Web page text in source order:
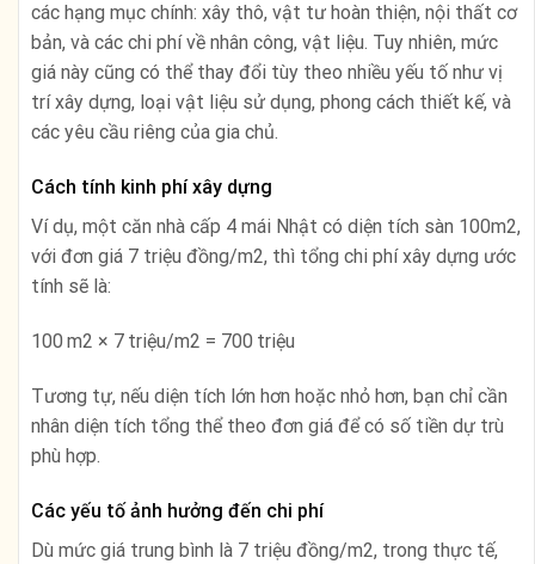
các hạng mục chính: xây thô, vật tư hoàn thiện, nội thất cơ
bản, và các chi phí về nhân công, vật liệu. Tuy nhiên, mức
giá này cũng có thể thay đổi tùy theo nhiều yếu tố như vị
trí xây dựng, loại vật liệu sử dụng, phong cách thiết kế, và
các yêu cầu riêng của gia chủ.
Cách tính kinh phí xây dựng
Ví dụ, một căn nhà cấp 4 mái Nhật có diện tích sàn 100m2,
với đơn giá 7 triệu đồng/m2, thì tổng chi phí xây dựng ước
tính sẽ là:
100 m2 × 7 triệu/m2 = 700 triệu
Tương tự, nếu diện tích lớn hơn hoặc nhỏ hơn, bạn chỉ cần
nhân diện tích tổng thể theo đơn giá để có số tiền dự trù
phù hợp.
Các yếu tố ảnh hưởng đến chi phí
Dù mức giá trung bình là 7 triệu đồng/m2, trong thực tế,